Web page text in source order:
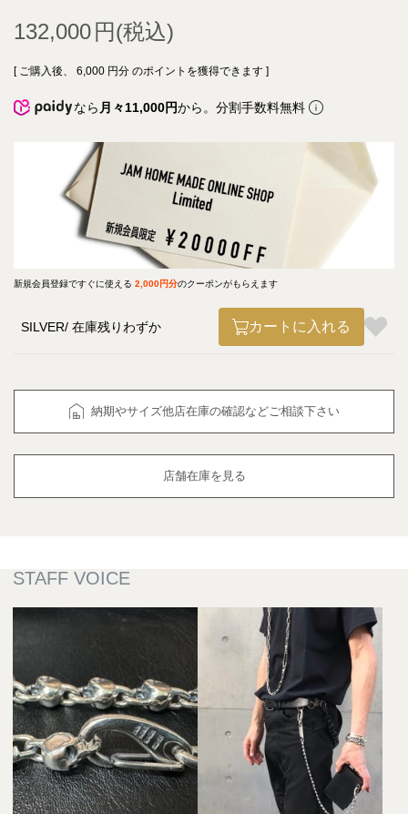
132,000
[ ご購入後、 6,000 円分 のポイントを獲得できます ]
なら 月々11,000円から。分割手数料無料
新規会員登録ですぐに使える 2,000円分のクーポンがもらえます
SILVER 在庫残りわずか カートに入れる
納期やサイズ他店在庫の確認などご相談下さい
店舗在庫を見る